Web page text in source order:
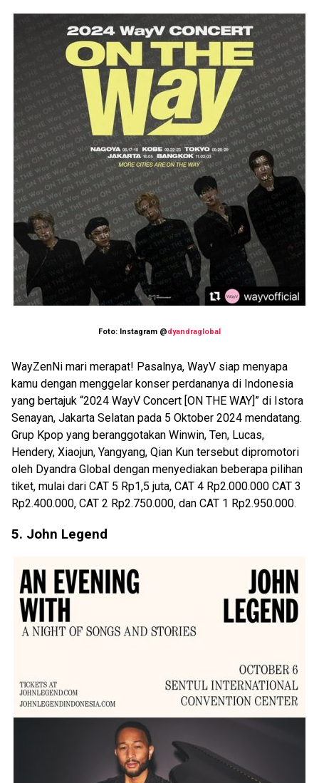
Foto: Instagram @dyandraglobal
WayZenNi mari merapat! Pasalnya, WayV siap menyapa
kamu dengan menggelar konser perdananya di Indonesia
yang bertajuk “2024 WayV Concert [ON THE WAY]” di Istora
Senayan, Jakarta Selatan pada 5 Oktober 2024 mendatang.
Grup Kpop yang beranggotakan Winwin, Ten, Lucas,
Hendery, Xiaojun, Yangyang, Qian Kun tersebut dipromotori
oleh Dyandra Global dengan menyediakan beberapa pilihan
tiket, mulai dari CAT 5 Rp1,5 juta, CAT 4 Rp2.000.000 CAT 3
Rp2.400.000, CAT 2 Rp2.750.000, dan CAT 1 Rp2.950.000.
5. John Legend